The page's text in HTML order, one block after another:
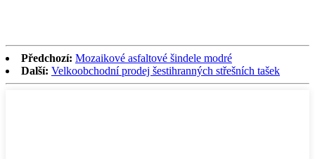
Předchozí: Mozaikové asfaltové šindele modré
Další: Velkoobchodní prodej šestihranných střešních tašek